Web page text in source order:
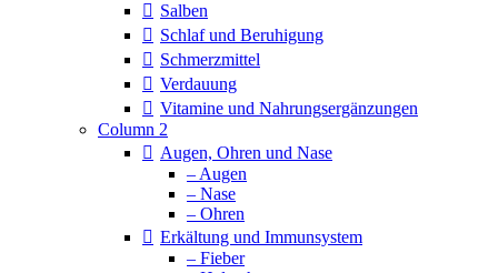
Salben
Schlaf und Beruhigung
Schmerzmittel
Verdauung
Vitamine und Nahrungsergänzungen
Column 2
Augen, Ohren und Nase
– Augen
– Nase
– Ohren
Erkältung und Immunsystem
– Fieber